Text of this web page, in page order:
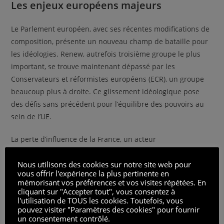
Les enjeux européens majeurs
Le Parlement européen, avec ses récentes modifications de
composition, présente un nouveau champ de bataille pour
les idéologies. Renew, autrefois troisième groupe le plus
important, se trouve maintenant dépassé par les
Conservateurs et réformistes européens (ECR), un groupe
beaucoup plus à droite. Ce glissement idéologique pose
des défis sans précédent pour l’équilibre des pouvoirs au
sein de l’UE.
La perte d’influence de la France, un acteur
pourrait redéfinir les politiques futures. Cela inclut les
stratégies économiques, les relations extérieures, et les
politiques environnementales et sociales de l’Union. La
place de la France au Conseil européen, où elle se trouve
désormais en minorité, est également symptomatique de
Nous utilisons des cookies sur notre site web pour
vous offrir l'expérience la plus pertinente en
mémorisant vos préférences et vos visites répétées. En
cliquant sur "Accepter tout", vous consentez à
l'utilisation de TOUS les cookies. Toutefois, vous
pouvez visiter "Paramètres des cookies" pour fournir
un consentement contrôlé.